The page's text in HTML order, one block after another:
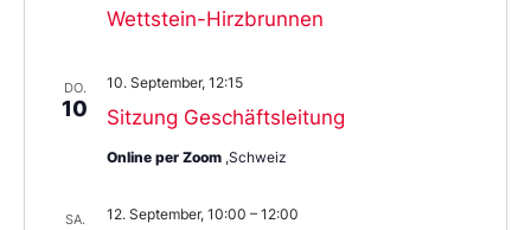
Wettstein-Hirzbrunnen
DO.
10 Sitzung Geschäftsleitung
10. September, 12:15
Online per Zoom ,Schweiz
SA. 12. September, 10:00 – 12:00